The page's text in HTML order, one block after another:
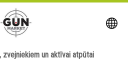
zvejniekiem un aktīvai atpūtai